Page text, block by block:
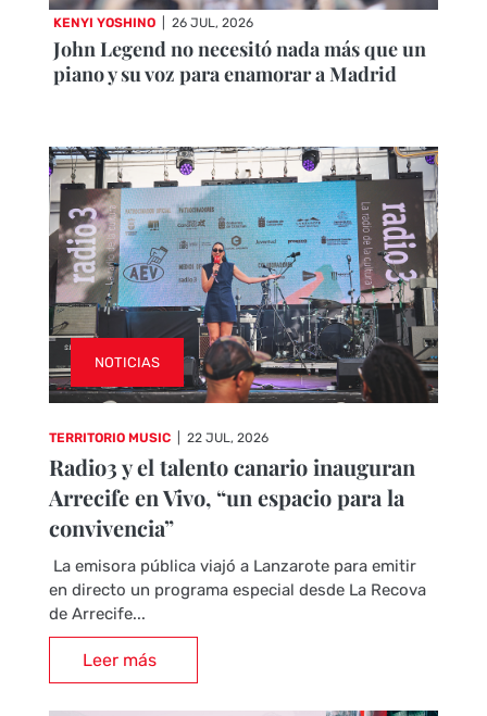
KENYI YOSHINO 26 JUL, 2026
John Legend no necesitó nada más que un
piano y su voz para enamorar a Madrid
NOTICIAS
TERRITORIO MUSIC 22 JUL, 2026
Radio3 y el talento canario inauguran
Arrecife en Vivo, “un espacio para la
convivencia”
La emisora pública viajó a Lanzarote para emitir
en directo un programa especial desde La Recova
de Arrecife...
Leer más